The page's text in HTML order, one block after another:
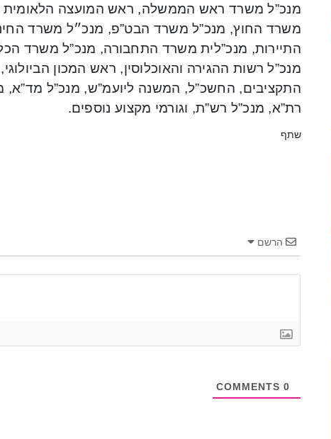
מנכ”ל משרד ראש הממשלה, ראש המועצה הלאומית
משרד החוץ, מנכ”ל משרד הבט”פ, מנכ״ל משרד
התיירות, מנכ”לית משרד התחבורה, מנכ”ל משרד
מנכ”ל רשות ההגירה והאוכלוסין, ראש המכון
התקציבים, החשכ”ל, המשנה ליועמ”ש, מנכ”ל מד”א,
רת”א, מנכ”ל רש”ת, וגורמי מקצוע נוספים.
שתף
הרשם
0